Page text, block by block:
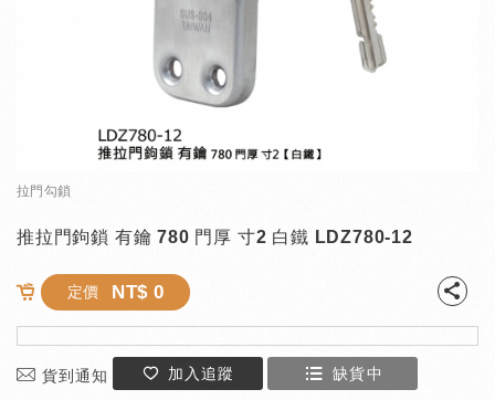
拉門勾鎖
推拉門鉤鎖 有鑰 780 門厚 寸2 白鐵 LDZ780-12
定價 NT$ 0
貨到通知 加入追蹤 缺貨中